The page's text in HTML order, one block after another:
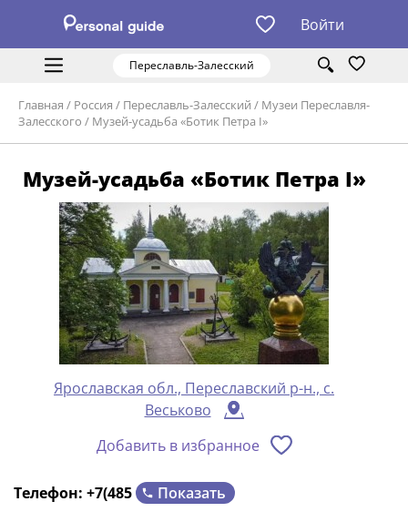
Войти
Переславль-Залесский
Главная / Россия / Переславль-Залесский / Музеи Переславля-
Залесского / Музей-усадьба «Ботик Петра I»
Музей-усадьба «Ботик Петра I»
Ярославская обл., Переславский р-н., с.
Веськово
Добавить в избранное
Телефон: +7(485
Показать